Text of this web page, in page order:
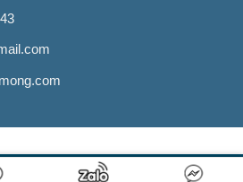
Mr. Chí (0982.633.523)